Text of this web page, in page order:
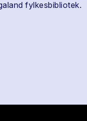
fylkesbibliotek.